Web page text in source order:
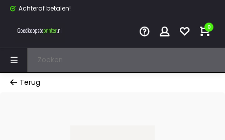
Achteraf betalen!
0
Terug